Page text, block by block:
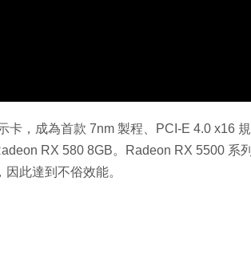
，成為首款 7nm 製程、PCI-E 4.0 x16 規
RX 580 8GB。Radeon RX 5500 系列
此達到不俗效能。